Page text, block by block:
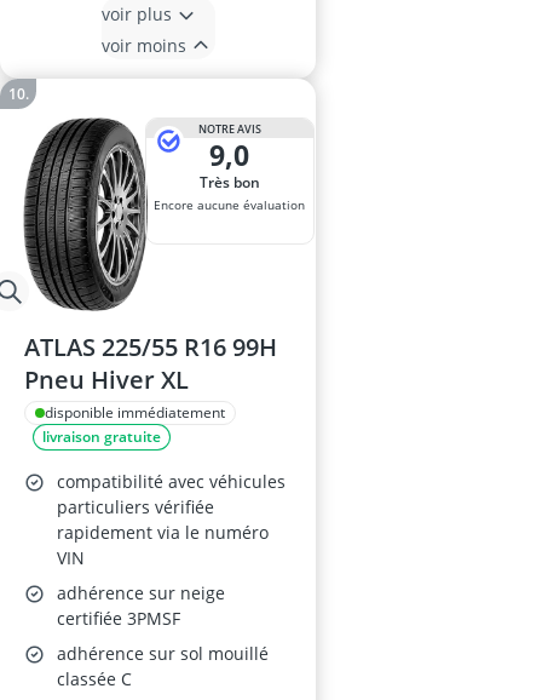
voir plus
voir moins
NOTRE AVIS
9,0
Très bon
Encore aucune évaluation
ATLAS 225/55 R16 99H
Pneu Hiver XL
disponible immédiatement
livraison gratuite
compatibilité avec véhicules
particuliers vérifiée
rapidement via le numéro
VIN
adhérence sur neige
certifiée 3PMSF
adhérence sur sol mouillé
classée C